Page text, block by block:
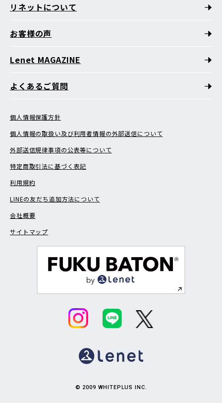
リネットについて
お客様の声
Lenet MAGAZINE
よくあるご質問
個人情報保護方針
個人情報の取扱い及び利用者情報の外部送信について
外部送信規律事項の公表等について
特定商取引法に基づく表記
利用規約
LINEの友だち追加方法について
会社概要
サイトマップ
© 2009 WHITEPLUS INC.